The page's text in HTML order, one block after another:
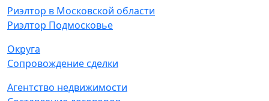
Риэлтор в Московской области
Риэлтор Подмосковье
Округа
Сопровождение сделки
Агентство недвижимости